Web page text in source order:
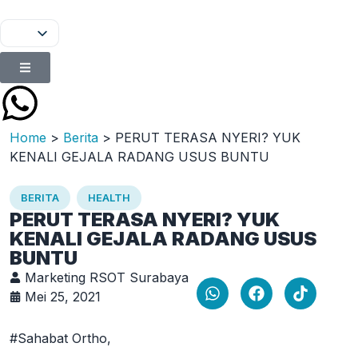
Home > Berita > PERUT TERASA NYERI? YUK
KENALI GEJALA RADANG USUS BUNTU
BERITA HEALTH
PERUT TERASA NYERI? YUK
KENALI GEJALA RADANG USUS
BUNTU
Marketing RSOT Surabaya
Mei 25, 2021
#Sahabat Ortho,